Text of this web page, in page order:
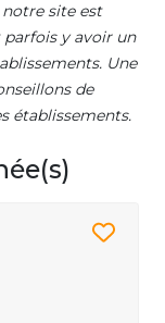
site est
y avoir un
Une
de
établissements.